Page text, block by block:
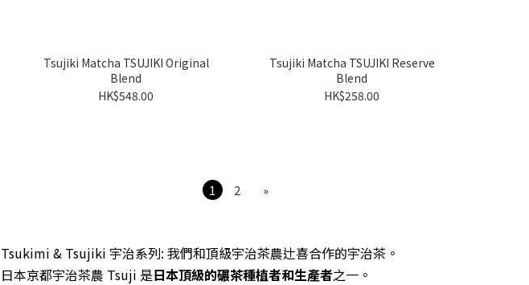
Tsujiki Matcha TSUJIKI Original
Blend
HK$548.00
Tsujiki Matcha TSUJIKI Reserve
Blend
HK$258.00
1 2 »
Tsukimi & Tsujiki 宇治系列: 我們和頂級宇治茶農辻喜合作的宇治茶。
日本京都宇治茶農 Tsuji 是日本頂級的碾茶種植者和生產者之一。